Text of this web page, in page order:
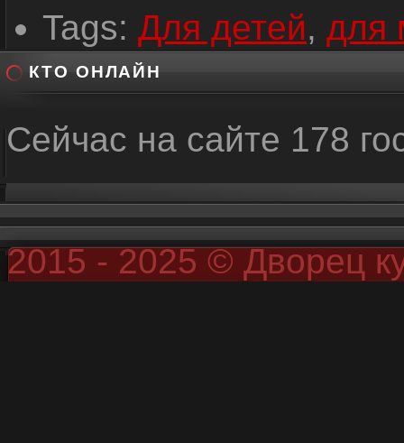
Tags: Для детей, для
КТО ОНЛАЙН
Сейчас на сайте 178
2015 - 2025 © Дворец